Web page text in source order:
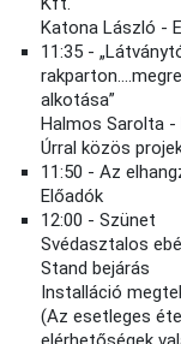
Katona László -
11:35 -
alkotása”
Halmos Sarolta
Úrral közös
11:50 - Az
Előadók
12:00 - Szünet
Svédasztalos
Stand bejárás
Installáció
(Az esetleges